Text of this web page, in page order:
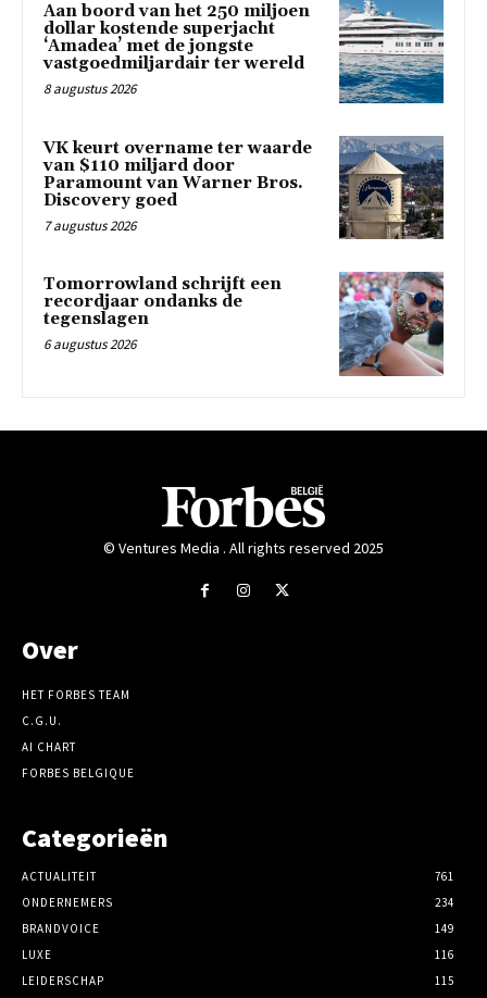
Aan boord van het 250 miljoen
dollar kostende superjacht
‘Amadea’ met de jongste
vastgoedmiljardair ter wereld
8 augustus 2026
VK keurt overname ter waarde
van $110 miljard door
Paramount van Warner Bros.
Discovery goed
7 augustus 2026
Tomorrowland schrijft een
recordjaar ondanks de
tegenslagen
6 augustus 2026
© Ventures Media . All rights reserved 2025
Over
HET FORBES TEAM
C.G.U.
AI CHART
FORBES BELGIQUE
Categorieën
ACTUALITEIT
761
ONDERNEMERS
234
BRANDVOICE
149
LUXE
116
LEIDERSCHAP
115